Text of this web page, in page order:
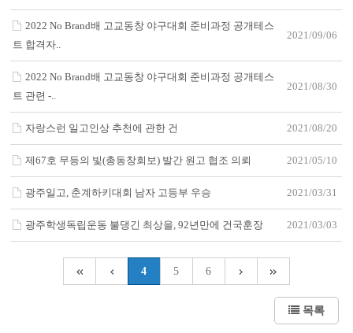
2022 No Brand배 고교동창 야구대회 준비과정 공개테스
트 합격자..
2021/09/06
2022 No Brand배 고교동창 야구대회 준비과정 공개테스
트 관련 -..
2021/08/30
자랑스런 일고인상 추천에 관한 건 2021/08/20
제67호 무등의 빛(총동창회보) 발간 원고 협조 의뢰 2021/05/10
광주일고, 춘계하키대회 남자 고등부 우승 2021/03/31
광주학생독립운동 불댕긴 최상을, 92년만에 건국훈장 2021/03/03
4 5 6
목록